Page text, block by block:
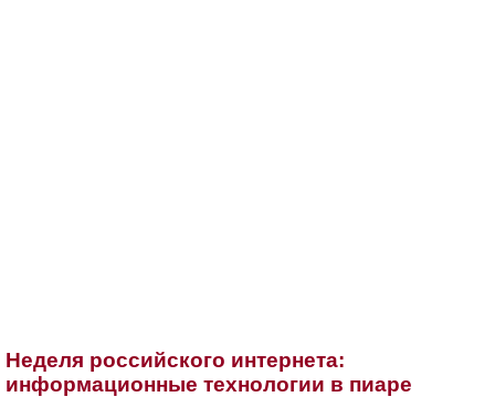
Неделя российского интернета:
информационные технологии в пиаре